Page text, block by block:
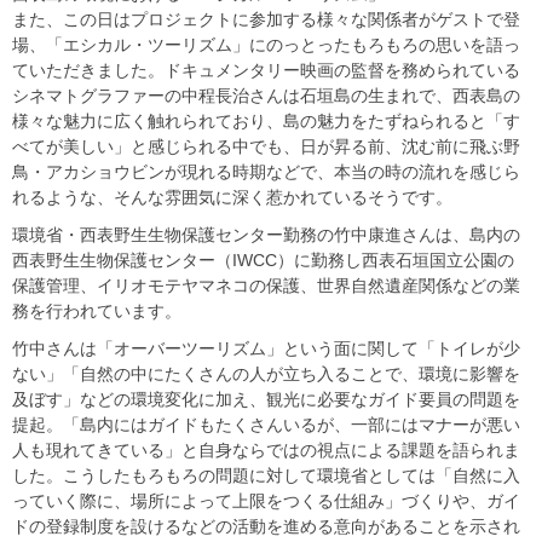
また、この日はプロジェクトに参加する様々な関係者がゲストで登
場、「エシカル・ツーリズム」にのっとったもろもろの思いを語っ
ていただきました。ドキュメンタリー映画の監督を務められている
シネマトグラファーの中程長治さんは石垣島の生まれで、西表島の
様々な魅力に広く触れられており、島の魅力をたずねられると「す
べてが美しい」と感じられる中でも、日が昇る前、沈む前に飛ぶ野
鳥・アカショウビンが現れる時期などで、本当の時の流れを感じら
れるような、そんな雰囲気に深く惹かれているそうです。
環境省・西表野生生物保護センター勤務の竹中康進さんは、島内の
西表野生生物保護センター（IWCC）に勤務し西表石垣国立公園の
保護管理、イリオモテヤマネコの保護、世界自然遺産関係などの業
務を行われています。
竹中さんは「オーバーツーリズム」という面に関して「トイレが少
ない」「自然の中にたくさんの人が立ち入ることで、環境に影響を
及ぼす」などの環境変化に加え、観光に必要なガイド要員の問題を
提起。「島内にはガイドもたくさんいるが、一部にはマナーが悪い
人も現れてきている」と自身ならではの視点による課題を語られま
した。こうしたもろもろの問題に対して環境省としては「自然に入
っていく際に、場所によって上限をつくる仕組み」づくりや、ガイ
ドの登録制度を設けるなどの活動を進める意向があることを示され